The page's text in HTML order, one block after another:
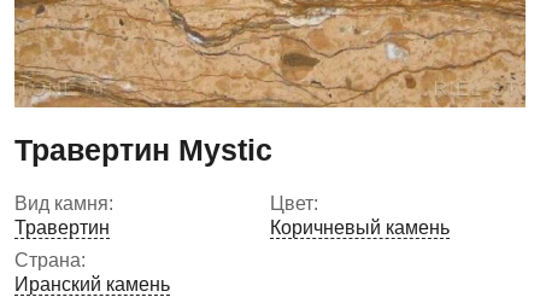
Травертин Mystic
Вид камня:
Травертин
Цвет:
Коричневый камень
Страна:
Иранский камень